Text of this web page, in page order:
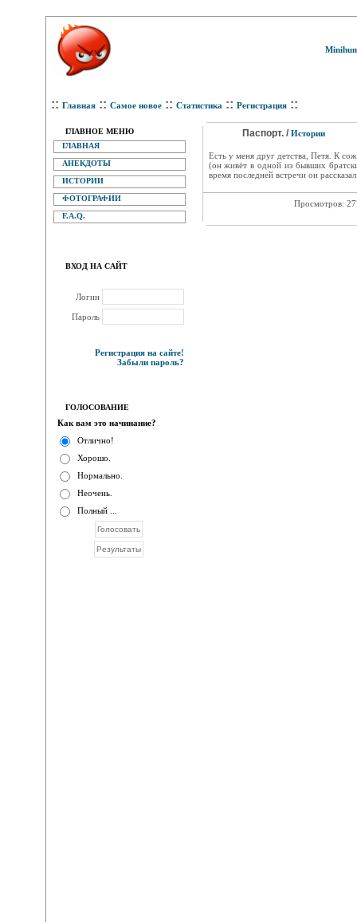
:: Главная :: Самое новое :: Статистика :: Регистрация ::
ГЛАВНОЕ МЕНЮ
ГЛАВНАЯ
АНЕКДОТЫ
ИСТОРИИ
ФОТОГРАФИИ
F.A.Q.
ВХОД НА САЙТ
Логин
Пароль
Регистрация на сайте!
Забыли пароль?
ГОЛОСОВАНИЕ
Как вам это начинание?
Отлично!
Хорошо.
Нормально.
Неочень.
Полный ...
Паспорт. / Истории
Есть у меня друг детства, Петя. К
(он живёт в одной из бывших
время последней встречи он
Просмотров: